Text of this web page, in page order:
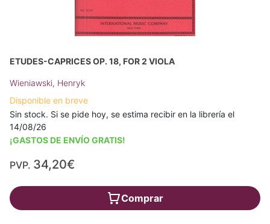
ETUDES-CAPRICES OP. 18, FOR 2 VIOLA
Wieniawski, Henryk
Disponible en breve
Sin stock. Si se pide hoy, se estima recibir en la librería el
14/08/26
¡GASTOS DE ENVÍO GRATIS!
PVP. 34,20€
Comprar